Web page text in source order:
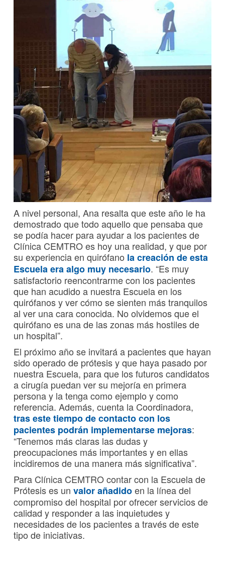
A nivel personal, Ana resalta que este año le ha
demostrado que todo aquello que pensaba que
se podía hacer para ayudar a los pacientes de
Clínica CEMTRO es hoy una realidad, y que por
su experiencia en quirófano la creación de esta
Escuela era algo muy necesario. “Es muy
satisfactorio reencontrarme con los pacientes
que han acudido a nuestra Escuela en los
quirófanos y ver cómo se sienten más tranquilos
al ver una cara conocida. No olvidemos que el
quirófano es una de las zonas más hostiles de
un hospital”.
El próximo año se invitará a pacientes que hayan
sido operado de prótesis y que haya pasado por
nuestra Escuela, para que los futuros candidatos
a cirugía puedan ver su mejoría en primera
persona y la tenga como ejemplo y como
referencia. Además, cuenta la Coordinadora,
tras este tiempo de contacto con los
pacientes podrán implementarse mejoras:
“Tenemos más claras las dudas y
preocupaciones más importantes y en ellas
incidiremos de una manera más significativa”.
Para Clínica CEMTRO contar con la Escuela de
Prótesis es un valor añadidoen la línea del
compromiso del hospital por ofrecer servicios de
calidad y responder a las inquietudes y
necesidades de los pacientes a través de este
tipo de iniciativas.